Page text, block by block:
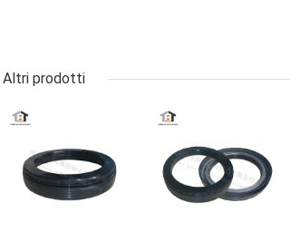
Altri prodotti